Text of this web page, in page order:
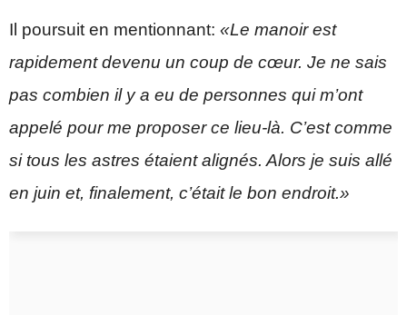
Il poursuit en mentionnant: «Le manoir est
rapidement devenu un coup de cœur. Je ne sais
pas combien il y a eu de personnes qui m’ont
appelé pour me proposer ce lieu-là. C’est comme
si tous les astres étaient alignés. Alors je suis allé
en juin et, finalement, c’était le bon endroit.»